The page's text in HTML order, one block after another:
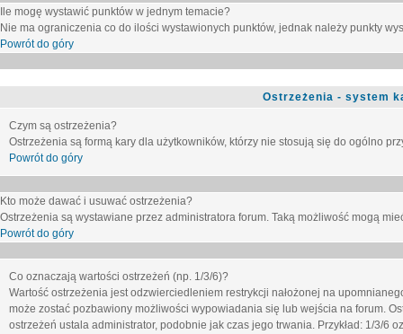
Ile mogę wystawić punktów w jednym temacie?
Nie ma ograniczenia co do ilości wystawionych punktów, jednak należy punkty
Powrót do góry
Ostrzeżenia - system
Czym są ostrzeżenia?
Ostrzeżenia są formą kary dla użytkowników, którzy nie stosują się do ogólno
Powrót do góry
Kto może dawać i usuwać ostrzeżenia?
Ostrzeżenia są wystawiane przez administratora forum. Taką możliwość mogą
Powrót do góry
Co oznaczają wartości ostrzeżeń (np. 1/3/6)?
Wartość ostrzeżenia jest odzwierciedleniem restrykcji nałożonej na
może zostać pozbawiony możliwości wypowiadania się lub wejścia na forum.
ostrzeżeń ustala administrator, podobnie jak czas jego trwania. Przykład: 1/3/6